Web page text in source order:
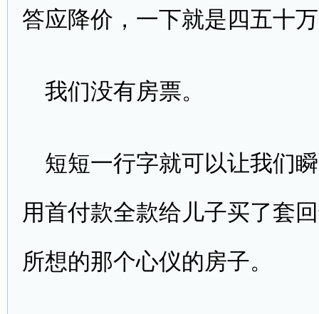
答应降价，一下就是四五十
我们没有房票。
短短一行字就可以让我们
用首付款全款给儿子买了套
所想的那个心仪的房子。